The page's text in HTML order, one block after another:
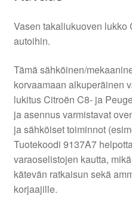
Vasen takaliukuoven lukko
autoihin.
Tämä sähköinen/
korvaamaan alkuperäinen
lukitus Citroën C8- ja
ja asennus varmistavat
ja sähköiset toiminnot
Tuotekoodi 9137A7
varaoselistojen kautta,
kätevän ratkaisun sekä
korjaajille.